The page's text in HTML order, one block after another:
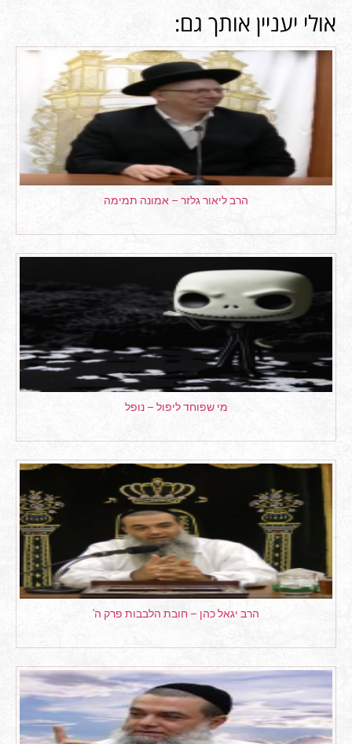
אולי יעניין אותך גם:
הרב ליאור גלזר – אמונה תמימה
מי שפוחד ליפול – נופל
הרב יגאל כהן – חובת הלבבות פרק ה'